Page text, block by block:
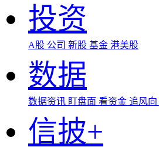
投资
A股 公司 新股 基金 港美股
数据
数据资讯 盯盘面 看资金 追风向
信披+